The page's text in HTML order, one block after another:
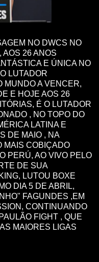
NO DWCS NO
26 ANOS
E ÚNICA NO
LUTADOR
MUNDO A VENCER,
E HOJE AOS 26
É O LUTADOR
, NO TOPO DO
LATINA E
DE MAIO , NA
MAIS COBIÇADO
PERÚ, AO VIVO PELO
DE SUA
LUTOU BOXE
DIA 5 DE ABRIL,
FAGUNDES ,EM
CONTINUANDO
FIGHT , QUE
MAIORES LIGAS